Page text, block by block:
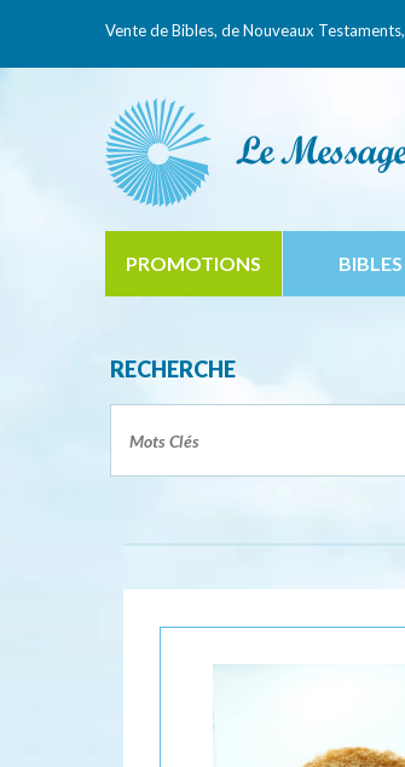
Vente de Bibles, de Nouveaux Testaments,
PROMOTIONS BIBLES
RECHERCHE